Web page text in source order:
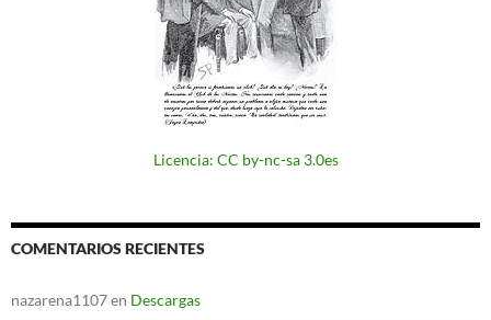
Licencia: CC by-nc-sa 3.0es
COMENTARIOS RECIENTES
nazarena1107en Descargas